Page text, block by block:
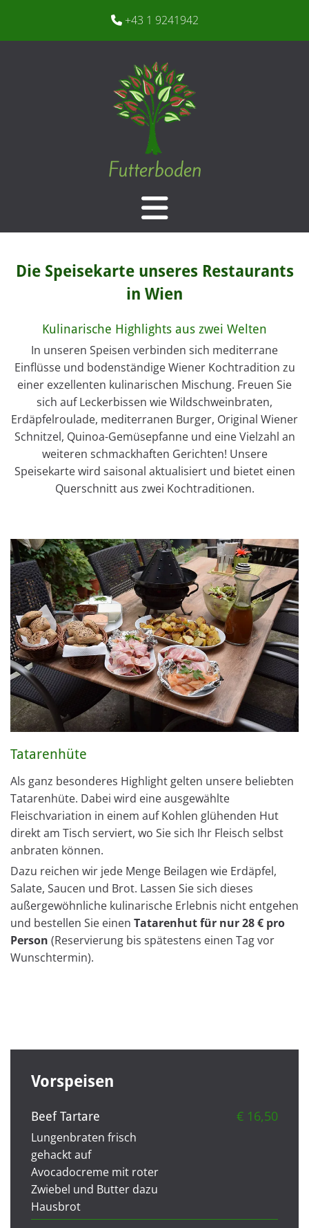
 +43 1 9241942
Die Speisekarte unseres Restaurants
in Wien
Kulinarische Highlights aus zwei Welten
In unseren Speisen verbinden sich mediterrane
Einflüsse und bodenständige Wiener Kochtradition zu
einer exzellenten kulinarischen Mischung. Freuen Sie
sich auf Leckerbissen wie Wildschweinbraten,
Erdäpfelroulade, mediterranen Burger, Original Wiener
Schnitzel, Quinoa-Gemüsepfanne und eine Vielzahl an
weiteren schmackhaften Gerichten! Unsere
Speisekarte wird saisonal aktualisiert und bietet einen
Querschnitt aus zwei Kochtraditionen.
Tatarenhüte
Als ganz besonderes Highlight gelten unsere beliebten
Tatarenhüte. Dabei wird eine ausgewählte
Fleischvariation in einem auf Kohlen glühenden Hut
direkt am Tisch serviert, wo Sie sich Ihr Fleisch selbst
anbraten können.
Dazu reichen wir jede Menge Beilagen wie Erdäpfel,
Salate, Saucen und Brot. Lassen Sie sich dieses
außergewöhnliche kulinarische Erlebnis nicht entgehen
und bestellen Sie einen Tatarenhut für nur 28 € pro
Person (Reservierung bis spätestens einen Tag vor
Wunschtermin).
Vorspeisen
Beef Tartare € 16,50
Lungenbraten frisch
gehackt auf
Avocadocreme mit roter
Zwiebel und Butter dazu
Hausbrot